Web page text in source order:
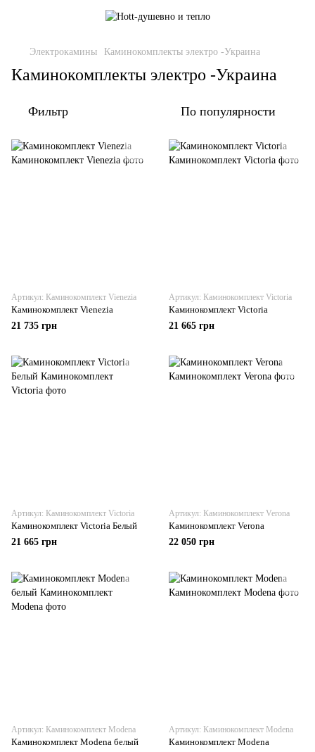
Электрокамины Каминокомплекты электро -Украина
Каминокомплекты электро -Украина
Фильтр По популярности
Артикул: Каминокомплект Vienezia
Каминокомплект Vienezia
21 735 грн
Артикул: Каминокомплект Victoria
Каминокомплект Victoria
21 665 грн
Артикул: Каминокомплект Victoria
Каминокомплект Victoria Белый
21 665 грн
Артикул: Каминокомплект Verona
Каминокомплект Verona
22 050 грн
Артикул: Каминокомплект Modena
Каминокомплект Modena белый
Артикул: Каминокомплект Modena
Каминокомплект Modena